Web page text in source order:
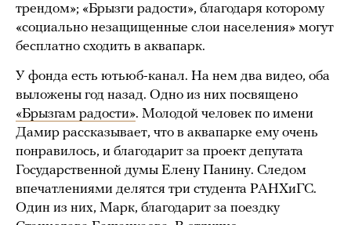
трендом»; «Брызги радости», благодаря которому
«социально незащищенные слои населения» могут
бесплатно сходить в аквапарк.
У фонда есть ютьюб-канал. На нем два видео, оба
выложены год назад. Одно из них посвящено
«Брызгам радости». Молодой человек по имени
Дамир рассказывает, что в аквапарке ему очень
понравилось, и благодарит за проект депутата
Государственной думы Елену Панину. Следом
впечатлениями делятся три студента РАНХиГС.
Один из них, Марк, благодарит за поездку